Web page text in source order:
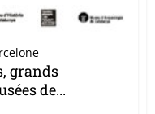
grands
de...